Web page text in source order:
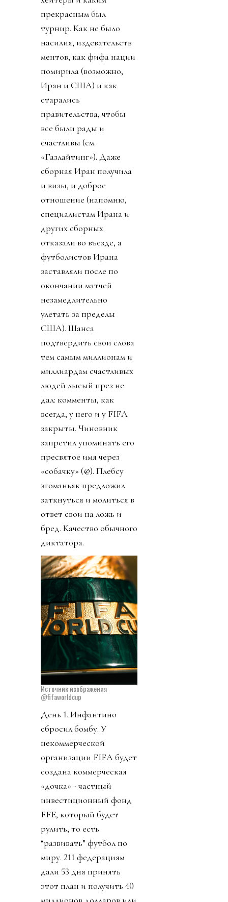
прекрасным был
турнир. Как не было
насилия, издевательств
ментов, как фифа нации
помирила (возможно,
Иран и США) и как
старались
правительства, чтобы
все были рады и
счастливы (см.
«Газлайтинг»). Даже
сборная Иран получила
и визы, и доброе
отношение (напомню,
специалистам Ирана и
других сборных
отказали во въезде, а
футболистов Ирана
заставляли после по
окончании матчей
незамедлительно
улетать за пределы
США). Шанса
подтвердить свои слова
тем самым миллионам и
миллиардам счастливых
людей лысый през не
дал: комменты, как
всегда, у него и у FIFA
закрыты. Чиновник
запретил упоминать его
пресвятое имя через
«собачку» (@). Плебсу
эгоманьяк предложил
заткнуться и молиться в
ответ свои на ложь и
бред. Качество обычного
диктатора.
Источник изображения
@fifaworldcup
День 1. Инфантино
сбросил бомбу. У
некоммерческой
организации FIFA будет
создана коммерческая
«дочка» - частный
инвестиционный фонд
FFE, который будет
рулить, то есть
“развивать” футбол по
миру. 211 федерациям
дали 53 дня принять
этот план и получить 40